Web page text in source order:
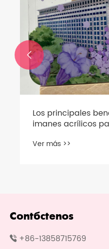
Los principales
imanes acrílicos
Ver más >>

Contáctenos
+86-13858715769